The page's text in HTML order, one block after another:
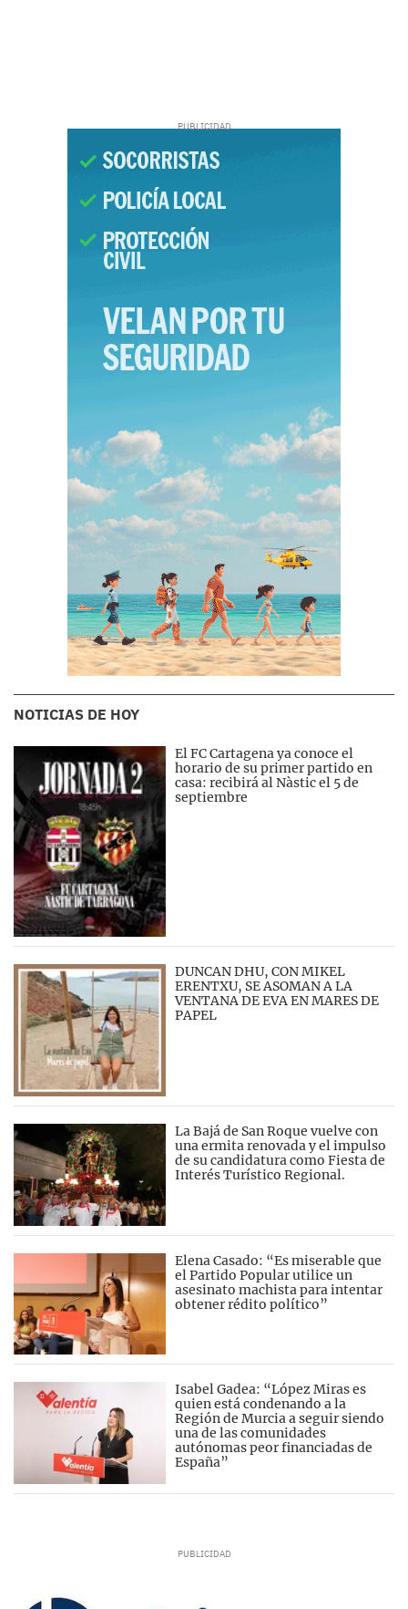
NOTICIAS DE HOY
El FC Cartagena ya conoce el
horario de su primer partido en
casa: recibirá al Nàstic el 5 de
septiembre
DUNCAN DHU, CON MIKEL
ERENTXU, SE ASOMAN A LA
VENTANA DE EVA EN MARES DE
PAPEL
La Bajá de San Roque vuelve con
una ermita renovada y el impulso
de su candidatura como Fiesta de
Interés Turístico Regional.
Elena Casado: “Es miserable que
el Partido Popular utilice un
asesinato machista para intentar
obtener rédito político”
Isabel Gadea: “López Miras es
quien está condenando a la
Región de Murcia a seguir siendo
una de las comunidades
autónomas peor financiadas de
España”